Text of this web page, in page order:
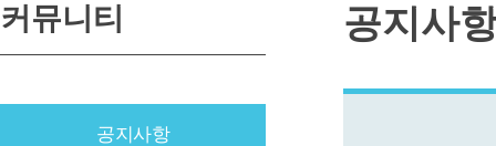
커뮤니티
공지사항
공지사